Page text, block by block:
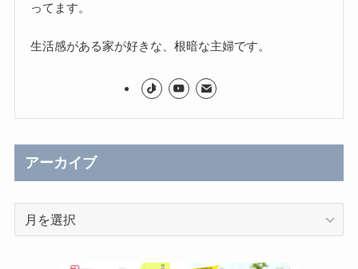
ってます。
生活感がある家が好きな、根暗な主婦です。
アーカイブ